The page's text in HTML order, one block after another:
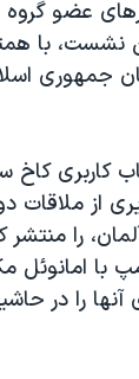
عضو گروه
نشست، با
جمهوری
کاربری کاخ
از ملاقات
را
با